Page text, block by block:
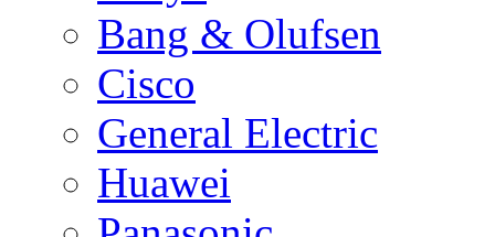
Bang & Olufsen
Cisco
General Electric
Huawei